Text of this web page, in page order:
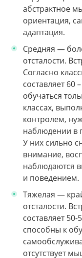
абстрактное
ориентация,
адаптация.
Средняя —
отсталости.
Согласно
составляет 60
обучаться
классах,
контролем,
наблюдении в
У них сильно
внимание,
наблюдаются
и поведением.
Тяжелая —
отсталости.
составляет
способны к
отсутствует